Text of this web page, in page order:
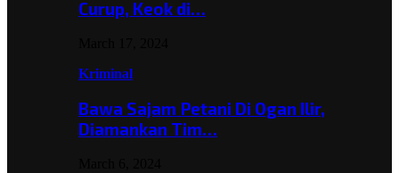
Curup, Keok di…
Kriminal
Bawa Sajam Petani Di Ogan Ilir,
Diamankan Tim…